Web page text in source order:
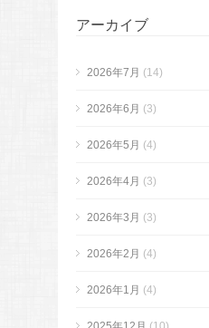
アーカイブ
2026年7月 (14)
2026年6月 (3)
2026年5月 (4)
2026年4月 (3)
2026年3月 (3)
2026年2月 (4)
2026年1月 (4)